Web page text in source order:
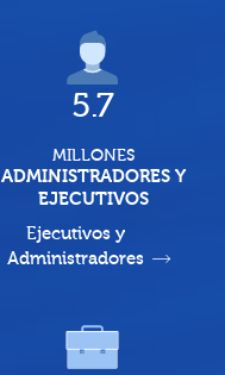
5.7
MILLONES
ADMINISTRADORES Y
EJECUTIVOS
Ejecutivos y
Administradores